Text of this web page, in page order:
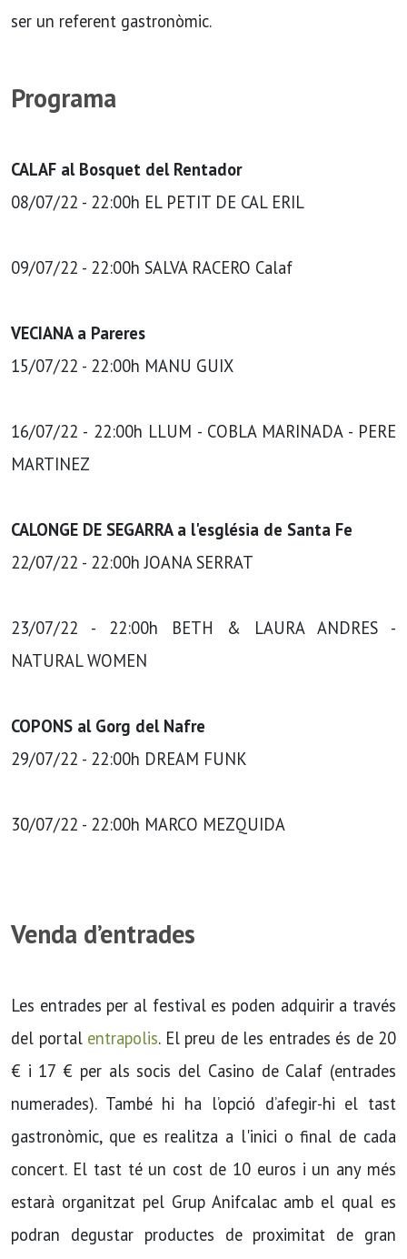
ser un referent gastronòmic.
Programa
CALAF al Bosquet del Rentador
08/07/22 - 22:00h EL PETIT DE CAL ERIL
09/07/22 - 22:00h SALVA RACERO Calaf
VECIANA a Pareres
15/07/22 - 22:00h MANU GUIX
16/07/22 - 22:00h LLUM - COBLA MARINADA - PERE
MARTINEZ
CALONGE DE SEGARRA a l'església de Santa Fe
22/07/22 - 22:00h JOANA SERRAT
23/07/22 - 22:00h BETH & LAURA ANDRES -
NATURAL WOMEN
COPONS al Gorg del Nafre
29/07/22 - 22:00h DREAM FUNK
30/07/22 - 22:00h MARCO MEZQUIDA
Venda d’entrades
Les entrades per al festival es poden adquirir a través
del portal entrapolis. El preu de les entrades és de 20
€ i 17 € per als socis del Casino de Calaf (entrades
numerades). També hi ha l’opció d’afegir-hi el tast
gastronòmic, que es realitza a l'inici o final de cada
concert. El tast té un cost de 10 euros i un any més
estarà organitzat pel Grup Anifcalac amb el qual es
podran degustar productes de proximitat de gran